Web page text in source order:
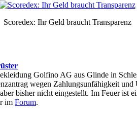
Scoredex: Ihr Geld braucht Transparenz
Golfino AG aus Glinde in
wegen Zahlungsunfähigkeit und
bisher nicht eingestellt. Im Feuer ist
im Forum.